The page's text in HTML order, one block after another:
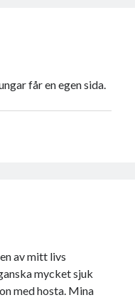
får en egen sida.
av mitt livs
mycket sjuk
med hosta. Mina